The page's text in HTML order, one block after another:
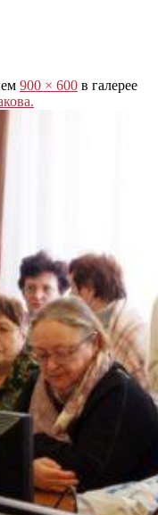
900 × 600 в галерее